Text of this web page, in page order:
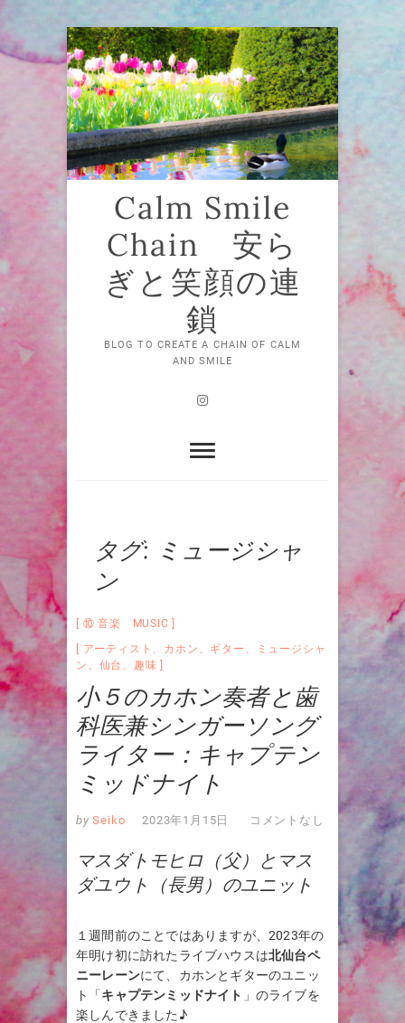
Skip
to
content
Calm Smile
Chain 安ら
ぎと笑顔の連
鎖
BLOG TO CREATE A CHAIN OF CALM
AND SMILE
Instagram
タグ: ミュージシャ
ン
⑩ 音楽 MUSIC
アーティスト
カホン ギター
ミュージシャ
ン
仙台 趣味
小５のカホン奏者と歯
科医兼シンガーソング
ライター：キャプテン
ミッドナイト
by Seiko 2023年1月15日 コメントなし
マスダトモヒロ（父）とマス
ダユウト（長男）のユニット
１週間前のことではありますが、2023年の
年明け初に訪れたライブハウスは北仙台ペ
ニーレーンにて、カホンとギターのユニッ
ト「キャプテンミッドナイト 」のライブを
楽しんできました♪